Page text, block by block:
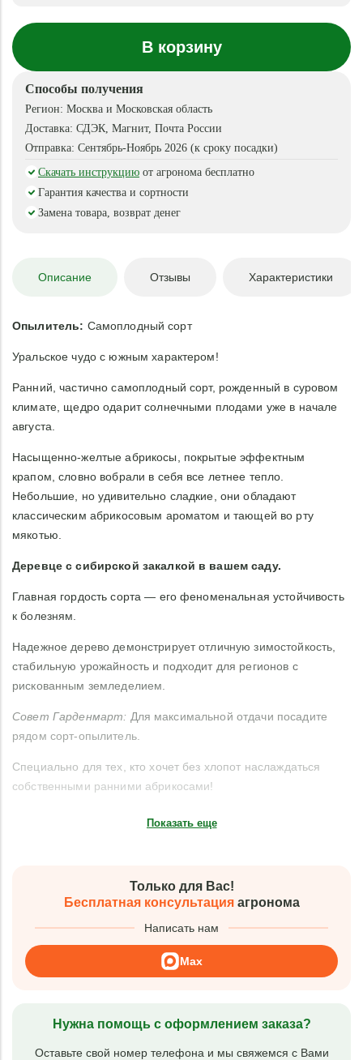
В корзину
Способы получения
Регион: Москва и Московская область
Доставка: СДЭК, Магнит, Почта России
Отправка: Сентябрь-Ноябрь 2026 (к сроку посадки)
Скачать инструкцию от агронома бесплатно
Гарантия качества и сортности
Замена товара, возврат денег
Описание Отзывы Характеристики
Опылитель: Самоплодный сорт
Уральское чудо с южным характером!
Ранний, частично самоплодный сорт, рожденный в суровом
климате, щедро одарит солнечными плодами уже в начале
августа.
Насыщенно-желтые абрикосы, покрытые эффектным
крапом, словно вобрали в себя все летнее тепло.
Небольшие, но удивительно сладкие, они обладают
классическим абрикосовым ароматом и тающей во рту
мякотью.
Деревце с сибирской закалкой в вашем саду.
Главная гордость сорта — его феноменальная устойчивость
к болезням.
Надежное дерево демонстрирует отличную зимостойкость,
стабильную урожайность и подходит для регионов с
рискованным земледелием.
Совет Гарденмарт: Для максимальной отдачи посадите
рядом сорт-опылитель.
Специально для тех, кто хочет без хлопот наслаждаться
собственными ранними абрикосами!
Показать еще
Только для Вас!
Бесплатная консультацияагронома
Написать нам
Max
Нужна помощь с оформлением заказа?
Оставьте свой номер телефона и мы свяжемся с Вами